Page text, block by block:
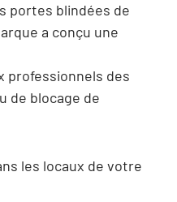
portes blindées de
a conçu une
professionnels des
de blocage de
les locaux de votre